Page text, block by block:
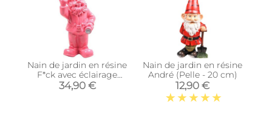
Nain de jardin en résine
F*ck avec éclairage
solaire 16 x 12 x 31 cm
(Fuchsia)
34,90 €
Nain de jardin en résine
André (Pelle - 20 cm)
12,90 €